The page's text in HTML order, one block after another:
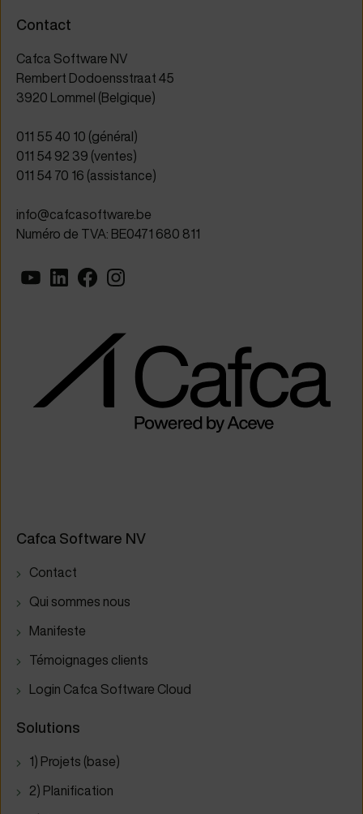
Contact
Cafca Software NV
Rembert Dodoensstraat 45
3920 Lommel (Belgique)
011 55 40 10 (général)
011 54 92 39 (ventes)
011 54 70 16 (assistance)
info@cafcasoftware.be
Numéro de TVA: BE0471 680 811
Cafca Software NV
Contact
Qui sommes nous
Manifeste
Témoignages clients
Login Cafca Software Cloud
Solutions
1) Projets (base)
2) Planification